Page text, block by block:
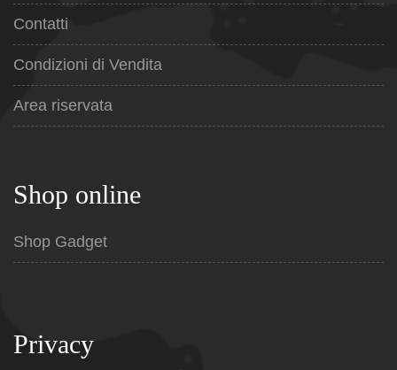
Contatti
Condizioni di Vendita
Area riservata
Shop online
Shop Gadget
Privacy